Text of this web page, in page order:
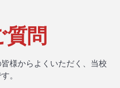
問
様からよくいただく、当校
。